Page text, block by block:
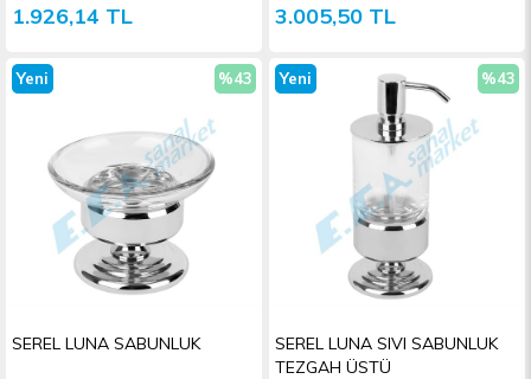
1.926,14 TL 3.005,50 TL
SEREL LUNA SABUNLUK
%43
Yeni
SEREL LUNA SIVI SABUNLUK
TEZGAH ÜSTÜ
%43
Yeni